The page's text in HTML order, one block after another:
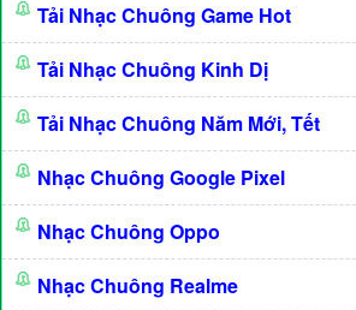
Tải Nhạc Chuông Game Hot
Tải Nhạc Chuông Kinh Dị
Tải Nhạc Chuông Năm Mới, Tết
Nhạc Chuông Google Pixel
Nhạc Chuông Oppo
Nhạc Chuông Realme